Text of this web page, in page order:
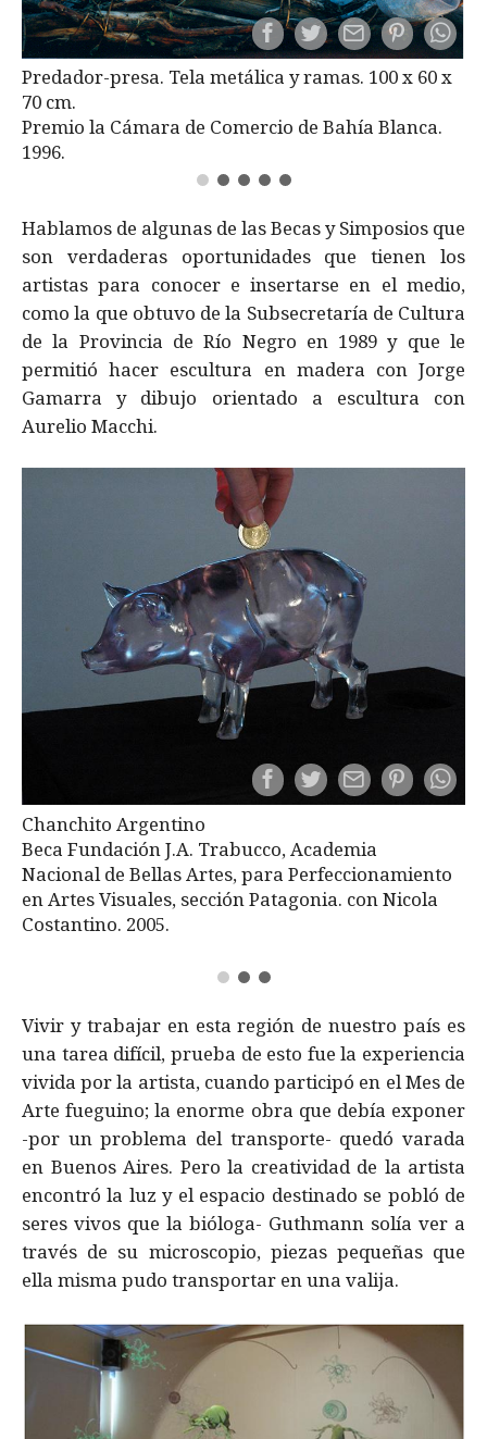
Predador-presa. Tela metálica y ramas. 100 x 60 x
70 cm.
Premio la Cámara de Comercio de Bahía Blanca.
1996.
Hablamos de algunas de las Becas y Simposios que
son verdaderas oportunidades que tienen los
artistas para conocer e insertarse en el medio,
como la que obtuvo de la Subsecretaría de Cultura
de la Provincia de Río Negro en 1989 y que le
permitió hacer escultura en madera con Jorge
Gamarra y dibujo orientado a escultura con
Aurelio Macchi.
Chanchito Argentino
Beca Fundación J.A. Trabucco, Academia
Nacional de Bellas Artes, para Perfeccionamiento
en Artes Visuales, sección Patagonia. con Nicola
Costantino. 2005.
Vivir y trabajar en esta región de nuestro país es
una tarea difícil, prueba de esto fue la experiencia
vivida por la artista, cuando participó en el Mes de
Arte fueguino; la enorme obra que debía exponer
-por un problema del transporte- quedó varada
en Buenos Aires. Pero la creatividad de la artista
encontró la luz y el espacio destinado se pobló de
seres vivos que la bióloga- Guthmann solía ver a
través de su microscopio, piezas pequeñas que
ella misma pudo transportar en una valija.